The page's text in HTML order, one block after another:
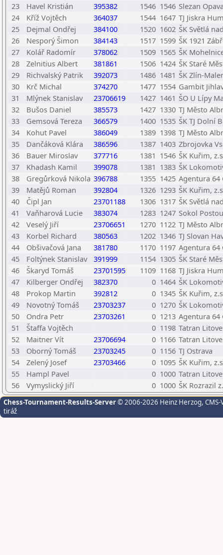
23
Havel Kristián 395382 1546 1546 Slezan
24
Kříž Vojtěch 364037 1544 1647 TJ Jiskra
25
Dejmal Ondřej 384100 1520 1602 ŠK Světlá
26
Nesporý Šimon 384143 1517 1599 ŠK 1921
27
Kolář Radomír 378062 1509 1565 ŠK
28
Zelnitius Albert 381861 1506 1424 ŠK Staré
29
Richvalský Patrik 392073 1486 1481 ŠK Zlín-
30
Krč Michal 374270 1477 1554 Gambit
31
Mlýnek Stanislav 23706619 1427 1461 ŠO U Lípy
32
Bušos Daniel 385573 1427 1330 TJ Město
33
Gemsová Tereza 366579 1400 1535 ŠK TJ Dolní
34
Kohut Pavel 386049 1389 1398 TJ Město
35
Dančáková Klára 386596 1387 1403 Zbrojovka
36
Bauer Miroslav 377716 1381 1546 ŠK Kuřim,
37
Khadash Kamil 399078 1381 1383 ŠK
38
Gregůrková Nikola 396788 1355 1425 Agentura 64
39
Matějů Roman 392804 1326 1293 ŠK Kuřim,
40
Čipl Jan 23701188 1306 1317 ŠK Světlá
41
Vaňharová Lucie 383074 1283 1247 Sokol
42
Veselý Jiří 23706651 1270 1122 TJ Město
43
Korbel Richard 380563 1202 1346 TJ Slovan
44
Obšivačová Jana 381780 1170 1197 Agentura 64
45
Foltýnek Stanislav 391999 1154 1305 ŠK Staré
46
Škaryd Tomáš 23701595 1109 1168 TJ Jiskra
47
Kilberger Ondřej 382370 0 1464 ŠK
48
Prokop Martin 392812 0 1345 ŠK Kuřim,
49
Novotný Tomáš 23703237 0 1270 ŠK
50
Ondra Petr 23703261 0 1213 Agentura 64
51
Štaffa Vojtěch 0 1198 Tatran
52
Maitner Vít 23706694 0 1166 Tatran
53
Oborný Tomáš 23703245 0 1156 TJ Ostrava
54
Zelený Josef 23703466 0 1095 ŠK Kuřim,
55
Hampl Pavel 0 1000 Tatran
56
Vymyslický Jiří 0 1000 ŠK Rozrazil
Chess-Tournament-Results-Server© 2006-2026 Heinz Herzog,
tiráž